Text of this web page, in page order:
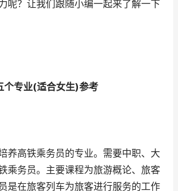
呢？让我们跟随小编一起来了解一下
专业(适合女生)参考
养高铁乘务员的专业。需要中职、大
乘务员。主要课程为旅游概论、旅客
是在旅客列车为旅客进行服务的工作